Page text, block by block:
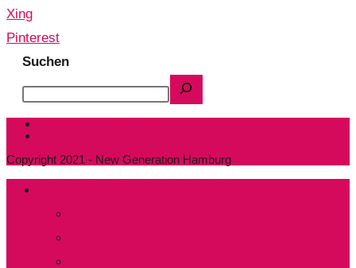
Xing
Pinterest
Suchen
Copyright 2021 - New Generation Hamburg